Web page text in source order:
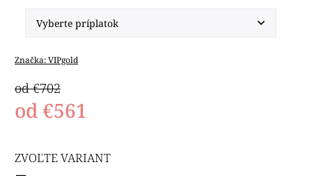
Značka:VIPgold
od €702
od €561
ZVOĽTE VARIANT